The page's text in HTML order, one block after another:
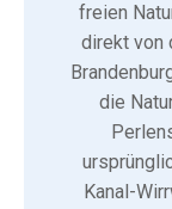
freien
direkt von
die
Kanal-